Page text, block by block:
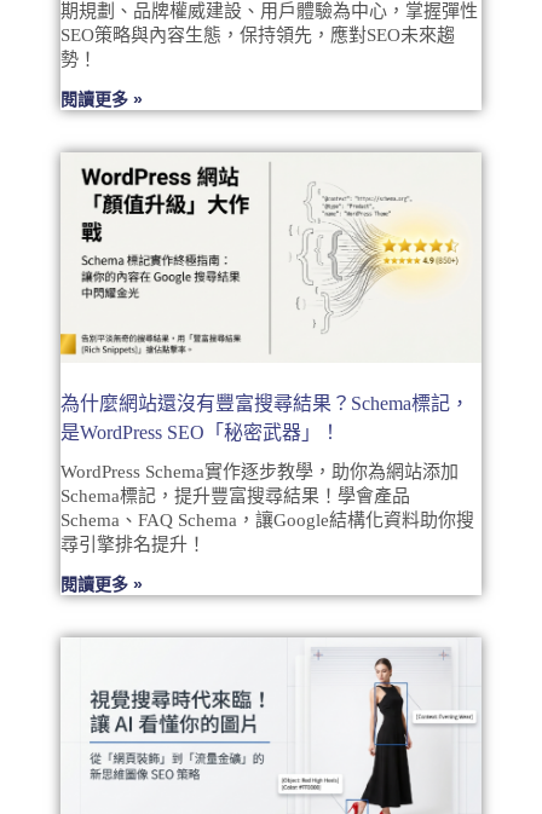
期規劃、品牌權威建設、用戶體驗為中心，掌握彈性
SEO策略與內容生態，保持領先，應對SEO未來趨
勢！
閱讀更多 »
為什麼網站還沒有豐富搜尋結果？Schema標記，
是WordPress SEO「秘密武器」！
WordPress Schema實作逐步教學，助你為網站添加
Schema標記，提升豐富搜尋結果！學會產品
Schema、FAQ Schema，讓Google結構化資料助你搜
尋引擎排名提升！
閱讀更多 »